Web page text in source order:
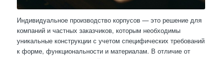
Индивидуальное производство корпусов — это решение для
компаний и частных заказчиков, которым необходимы
уникальные конструкции с учетом специфических требований
к форме, функциональности и материалам. В отличие от